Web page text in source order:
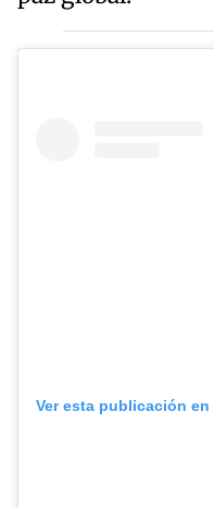
Ver esta publicación en